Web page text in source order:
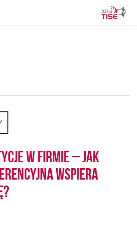
TISE – NOWOŚĆ!
w firmie – jak
wspiera